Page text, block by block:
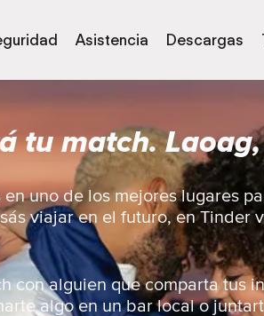
Asistencia Descargas
tu match.
uno de los mejores lugares
viajar en el futuro, en Tinder
con alguien que comparta tus
algo en un bar local o